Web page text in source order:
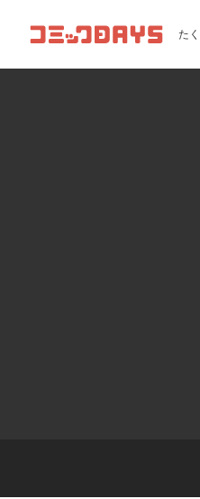
コミックDAYS た